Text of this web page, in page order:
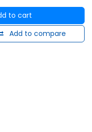
to cart
Add to compare